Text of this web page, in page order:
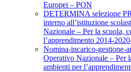
Europei – PON
DETERMINA selezione
interno all’istituzione
Nazionale – Per la scuola,
l’apprendimento 2014-
Nomina-incarico-gestione-
Operativo Nazionale – Per
ambienti per